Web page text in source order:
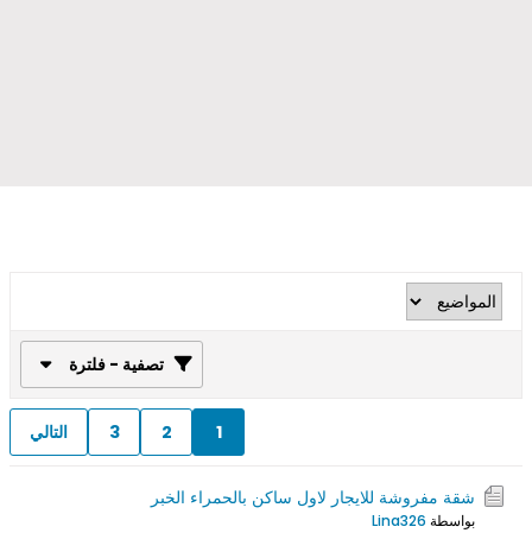
تصفية - فلترة
1
2
3 التالي
شقة مفروشة للايجار لاول ساكن بالحمراء الخبر
بواسطة Lina326